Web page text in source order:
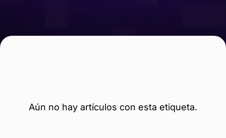
Aún no hay artículos con esta etiqueta.